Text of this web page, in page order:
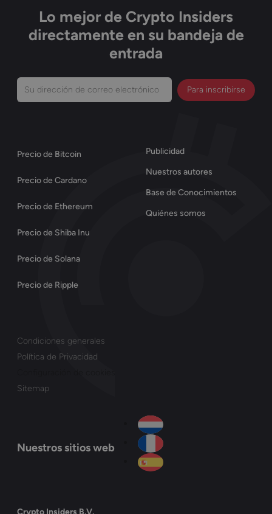
Lo mejor de Crypto Insiders
directamente en su bandeja de
entrada
Su
dirección
electrónico
(Obligatorio)
Precio de Bitcoin
Precio de Cardano
Precio de Ethereum
Precio de Shiba Inu
Precio de Solana
Precio de Ripple
Publicidad
Nuestros autores
Base de Conocimientos
Quiénes somos
Condiciones generales
Política de Privacidad
Sitemap
Nuestros sitios web
Crypto Insiders B.V.